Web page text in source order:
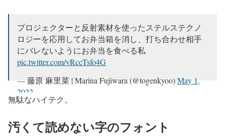
プロジェクターと反射素材を使ったステルステクノ
ロジーを応用してお弁当箱を消し、打ち合わせ相手
にバレないようにお弁当を食べる私
pic.twitter.com/vRccTsfo4G
— 藤原 麻里菜 | Marina Fujiwara (@togenkyoo)May 1,
2022
無駄なハイテク。
汚くて読めない字のフォント